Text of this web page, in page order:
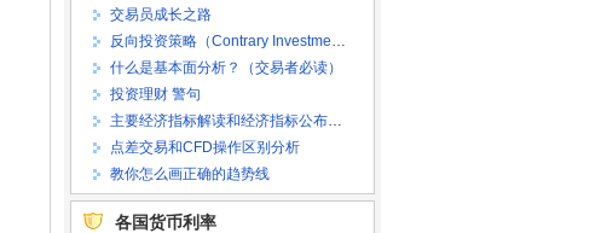
交易员成长之路
反向投资策略（Contrary Investment Strategy）
什么是基本面分析？（交易者必读）
投资理财 警句
主要经济指标解读和经济指标公布时间
点差交易和CFD操作区别分析
教你怎么画正确的趋势线
各国货币利率